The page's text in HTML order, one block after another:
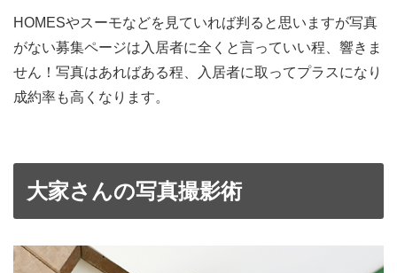
HOMESやスーモなどを見ていれば判ると思いますが写真
がない募集ページは入居者に全くと言っていい程、響きま
せん！写真はあればある程、入居者に取ってプラスになり
成約率も高くなります。
大家さんの写真撮影術